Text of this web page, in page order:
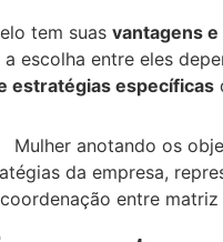
tem suas vantagens
a escolha entre eles
estratégias específicas